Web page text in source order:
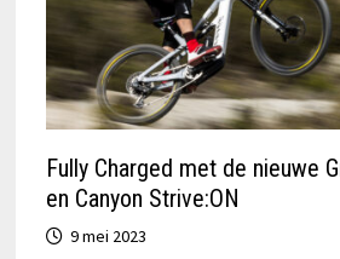
Fully Charged met de nieuwe
en Canyon Strive:ON
9 mei 2023